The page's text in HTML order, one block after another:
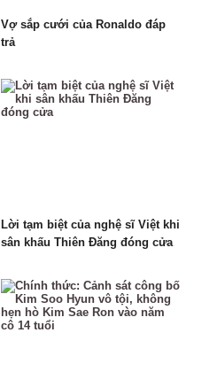
Vợ sắp cưới của Ronaldo đáp
trả
Lời tạm biệt của nghệ sĩ Việt khi
sân khấu Thiên Đăng đóng cửa